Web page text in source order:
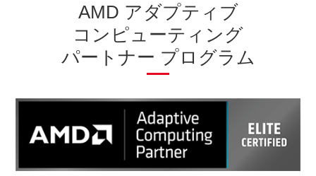
AMD アダプティブ
コンピューティング
パートナー プログラム